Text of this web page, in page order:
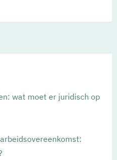
wat moet er juridisch op